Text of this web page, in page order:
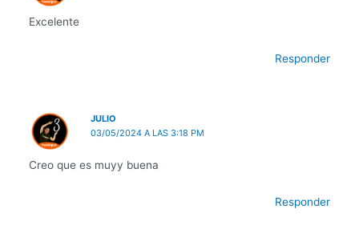
Excelente
Responder
JULIO
03/05/2024 A LAS 3:18 PM
Creo que es muyy buena
Responder